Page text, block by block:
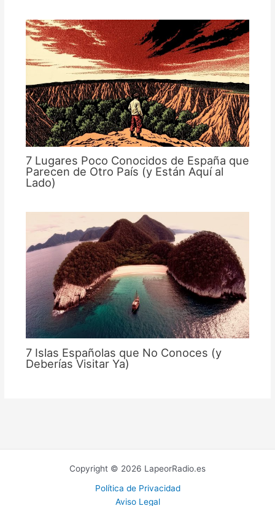
7 Lugares Poco Conocidos de España que
Parecen de Otro País (y Están Aquí al
Lado)
7 Islas Españolas que No Conoces (y
Deberías Visitar Ya)
Copyright © 2026 LapeorRadio.es
Política de Privacidad
Aviso Legal